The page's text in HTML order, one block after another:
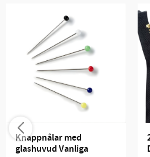
Knappnålar med
glashuvud Vanliga